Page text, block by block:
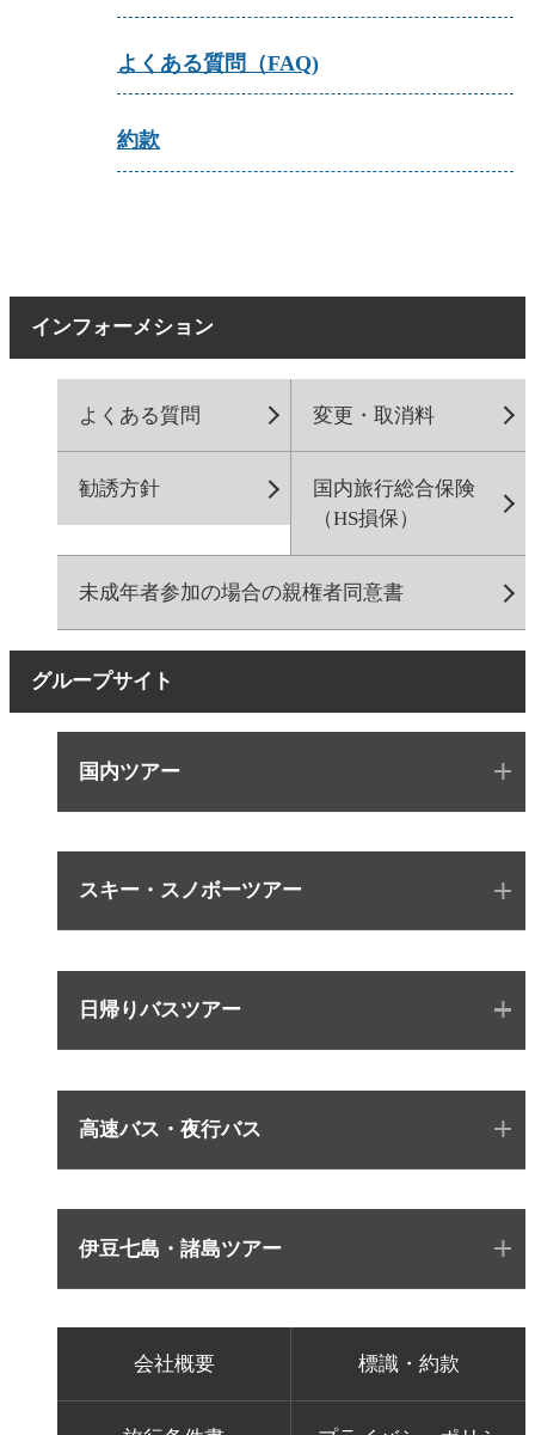
よくある質問（FAQ)
約款
インフォーメション
よくある質問 変更・取消料
勧誘方針
国内旅行総合保険
（HS損保）
未成年者参加の場合の親権者同意書
グループサイト
国内ツアー
スキー・スノボーツアー
日帰りバスツアー
高速バス・夜行バス
伊豆七島・諸島ツアー
会社概要 標識・約款